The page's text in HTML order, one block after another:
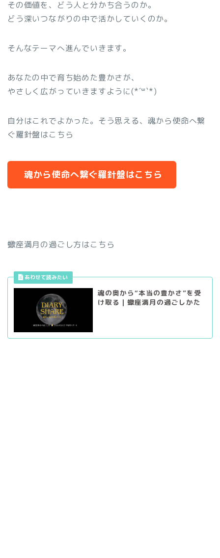
その価値を、どう人と分かち合うのか。
どう深いつながりの中で活かしていくのか。
そんなテーマへ進んでいきます。
あなたの中で育ち始めた豊かさが、
やさしく広がっていきますように(*´꒳`*)
自分はこれでよかった。そう思える、魂から使命へ繋
ぐ羅針盤はこちら
魂から使命へ繋ぐ羅針盤はこちら
蠍座満月の過ごし方はこちら
魂の奥から“本当の豊かさ”を受
け取る｜蠍座満月の過ごしかた